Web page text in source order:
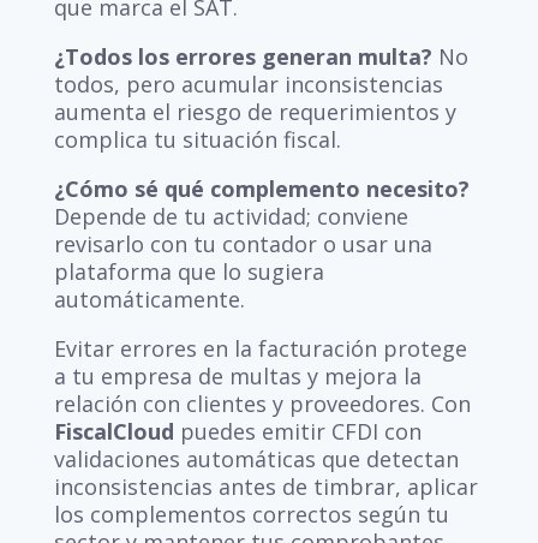
que marca el SAT.
¿Todos los errores generan multa? No
todos, pero acumular inconsistencias
aumenta el riesgo de requerimientos y
complica tu situación fiscal.
¿Cómo sé qué complemento necesito?
Depende de tu actividad; conviene
revisarlo con tu contador o usar una
plataforma que lo sugiera
automáticamente.
Evitar errores en la facturación protege
a tu empresa de multas y mejora la
relación con clientes y proveedores. Con
FiscalCloud puedes emitir CFDI con
validaciones automáticas que detectan
inconsistencias antes de timbrar, aplicar
los complementos correctos según tu